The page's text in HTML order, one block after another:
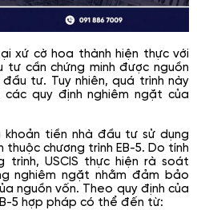
xứ cờ hoa thành hiện thực với
tư cần chứng minh được nguồn
tư. Tuy nhiên, quá trình này
quy định nghiêm ngặt của
khoản tiền nhà đầu tư sử dụng
chương trình EB-5. Do tính
USCIS thực hiện rà soát
nghiêm ngặt nhằm đảm bảo
nguồn vốn. Theo quy định của
5 hợp pháp có thể đến từ: